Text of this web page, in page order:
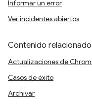
Informar un error
Ver incidentes abiertos
Contenido relacionado
Actualizaciones de
Casos de éxito
Archivar